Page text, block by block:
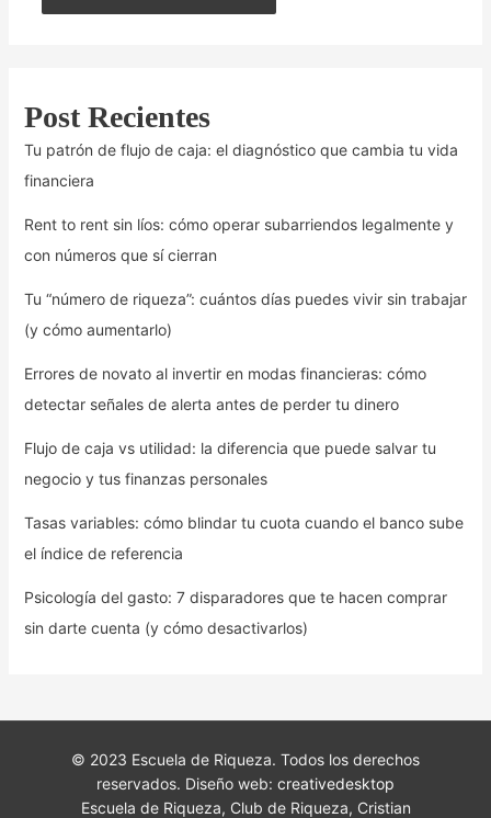
Post Recientes
Tu patrón de flujo de caja: el diagnóstico que cambia tu vida
financiera
Rent to rent sin líos: cómo operar subarriendos legalmente y
con números que sí cierran
Tu “número de riqueza”: cuántos días puedes vivir sin trabajar
(y cómo aumentarlo)
Errores de novato al invertir en modas financieras: cómo
detectar señales de alerta antes de perder tu dinero
Flujo de caja vs utilidad: la diferencia que puede salvar tu
negocio y tus finanzas personales
Tasas variables: cómo blindar tu cuota cuando el banco sube
el índice de referencia
Psicología del gasto: 7 disparadores que te hacen comprar
sin darte cuenta (y cómo desactivarlos)
© 2023 Escuela de Riqueza. Todos los derechos
reservados. Diseño web: creativedesktop
Escuela de Riqueza, Club de Riqueza, Cristian